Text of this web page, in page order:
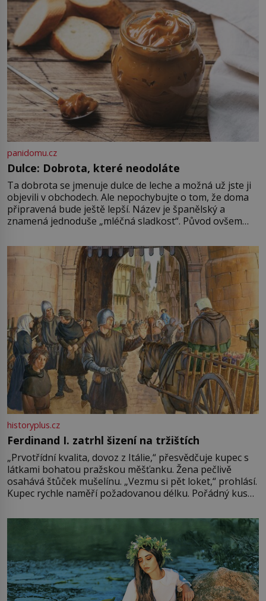
zastáncem stoicismu, učení, […]
panidomu.cz
Dulce: Dobrota, které neodoláte
Ta dobrota se jmenuje dulce de leche a možná už jste ji
objevili v obchodech. Ale nepochybujte o tom, že doma
připravená bude ještě lepší. Název je španělský a
znamená jednoduše „mléčná sladkost“. Původ ovšem
pře hned několik latinskoamerických zemí a k tomu
Francie, kde se traduje,
historyplus.cz
Ferdinand I. zatrhl šizení na tržištích
„Prvotřídní kvalita, dovoz z Itálie,“ přesvědčuje kupec s
látkami bohatou pražskou měšťanku. Žena pečlivě
osahává štůček mušelínu. „Vezmu si pět loket,“ prohlásí.
Kupec rychle naměří požadovanou délku. Pořádný kus
milostpaní. Stačí jenom na sukni,“ zhodnotí švadlena
množství růžového mušelínu. „Ošidili vás, podívejte.“